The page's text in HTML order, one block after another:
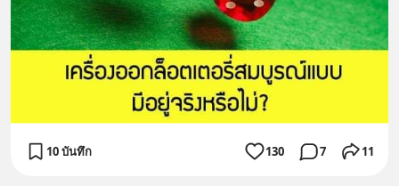
10 บันทึก 130 7 11